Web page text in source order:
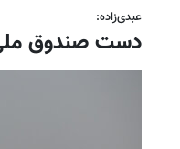
عبدی‌زاده:
دست صندوق